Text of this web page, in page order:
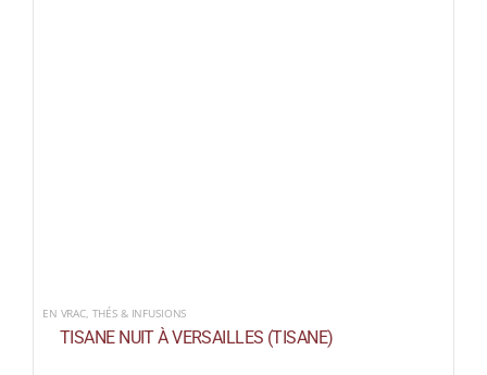
EN VRAC, THÉS & INFUSIONS
TISANE NUIT À VERSAILLES (TISANE)